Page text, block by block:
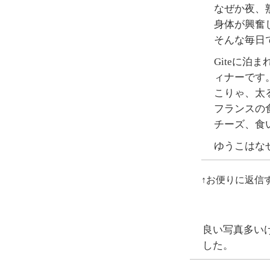
なぜか夜、
身体が興奮
そんな毎日
Giteに泊ま
ィナーです
こりゃ、太
フランスの
チーズ、食
ゆうこはな
↑お便りに返信
良い写真多い
した。